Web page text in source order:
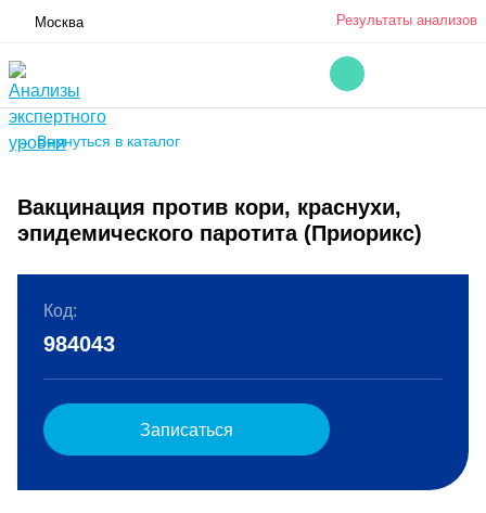
Москва Результаты анализов
← Вернуться в каталог
Вакцинация против кори, краснухи,
эпидемического паротита (Приорикс)
Код:
984043
Записаться